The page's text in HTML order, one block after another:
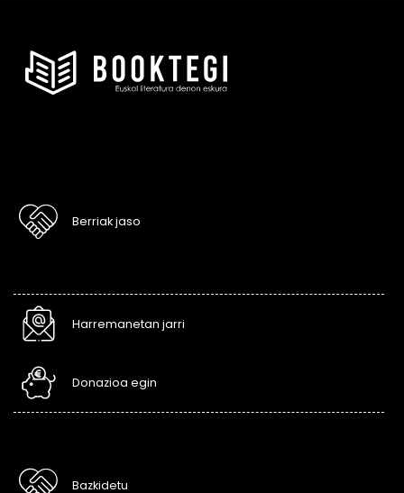
Berriak jaso
Harremanetan jarri
Donazioa egin
Bazkidetu